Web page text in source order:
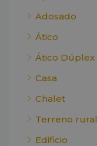
Adosado
Ático
Ático Dúplex
Casa
Chalet
Terreno rural
Edificio